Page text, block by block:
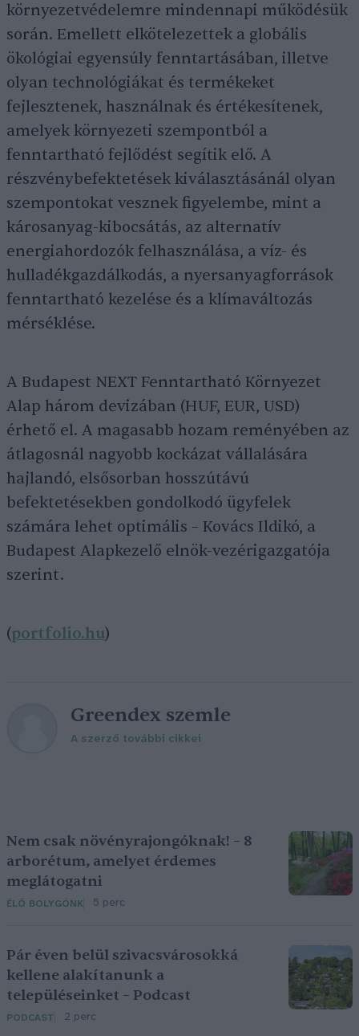
környezetvédelemre mindennapi működésük
során. Emellett elkötelezettek a globális
ökológiai egyensúly fenntartásában, illetve
olyan technológiákat és termékeket
fejlesztenek, használnak és értékesítenek,
amelyek környezeti szempontból a
fenntartható fejlődést segítik elő. A
részvénybefektetések kiválasztásánál olyan
szempontokat vesznek figyelembe, mint a
károsanyag-kibocsátás, az alternatív
energiahordozók felhasználása, a víz- és
hulladékgazdálkodás, a nyersanyagforrások
fenntartható kezelése és a klímaváltozás
mérséklése.
A Budapest NEXT Fenntartható Környezet
Alap három devizában (HUF, EUR, USD)
érhető el. A magasabb hozam reményében az
átlagosnál nagyobb kockázat vállalására
hajlandó, elsősorban hosszútávú
befektetésekben gondolkodó ügyfelek
számára lehet optimális – Kovács Ildikó, a
Budapest Alapkezelő elnök-vezérigazgatója
szerint.
(portfolio.hu)
Greendex szemle
A szerző további cikkei
Nem csak növényrajongóknak! – 8
arborétum, amelyet érdemes
meglátogatni
ÉLŐ BOLYGÓNK 5 perc
Pár éven belül szivacsvárosokká
kellene alakítanunk a
településeinket – Podcast
PODCAST 2 perc